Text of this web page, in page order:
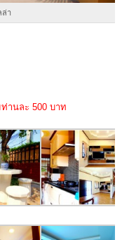
า
านละ 500 บาท